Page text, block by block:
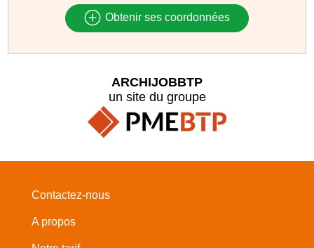
Obtenir ses coordonnées
ARCHIJOBBTP
un site du groupe
Contactez-nous
A propos